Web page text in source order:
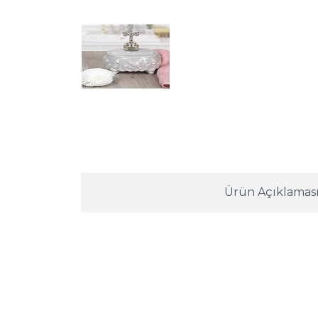
Ürün Açıklaması